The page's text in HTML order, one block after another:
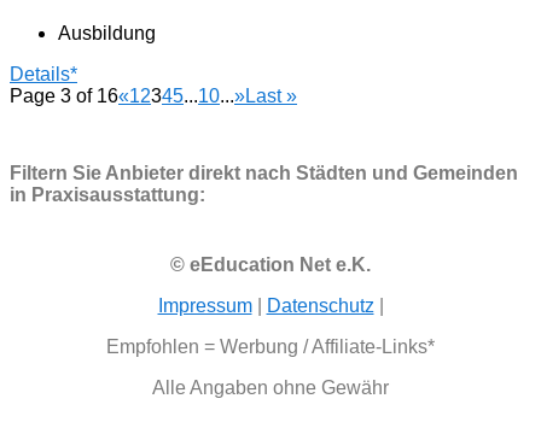
Ausbildung
Details*
Page 3 of 16«12345...10...»Last »
Filtern Sie Anbieter direkt nach Städten und Gemeinden
in Praxisausstattung:
© eEducation Net e.K.
Impressum| Datenschutz
Empfohlen = Werbung / Affiliate-Links*
Alle Angaben ohne Gewähr